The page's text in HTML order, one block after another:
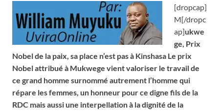
[dropcap]
M[/dropc
ap]ukwe
ge, Prix
Nobel de la paix, sa place n’est pas à Kinshasa Le prix
Nobel attribué à Mukwege vient valoriser le travail de
ce grand homme surnommé autrement l’homme qui
répare les femmes, un honneur pour ce digne fils de la
RDC mais aussi une interpellation à la dignité de la